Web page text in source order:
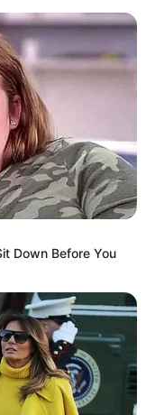
Down Before You